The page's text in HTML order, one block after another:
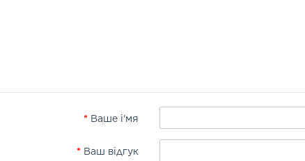
Ваше і'мя
Ваш відгук